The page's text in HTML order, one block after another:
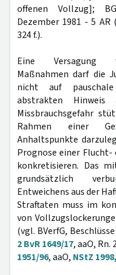
offenen Vollzug];
Dezember 1981 - 5 AR
324 f.).
Eine Versagung
Maßnahmen darf die
nicht auf
abstrakten
Missbrauchsgefahr
Rahmen einer
Anhaltspunkte
Prognose einer Flucht-
konkretisieren. Das
grundsätzlich
Entweichens aus der
Straftaten muss im
von
(vgl. BVerfG,
2 BvR 1649/17, aaO, Rn.
1951/96, aaO, NStZ